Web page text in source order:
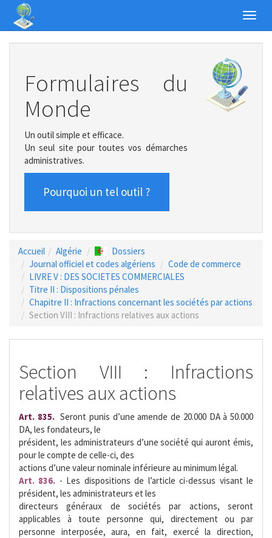
Formulaires du
Monde
Un outil simple et efficace.
Un seul site pour toutes vos démarches
administratives.
Pourquoi un tel outil ?
Accueil Algérie
Dossiers
Journal officiel et codes algériens
Code de commerce
LIVRE V : DES SOCIETES COMMERCIALES
Titre II : Dispositions pénales
Chapitre II : Infractions concernant les sociétés par actions
Section VIII : Infractions relatives aux actions
Section VIII : Infractions
relatives aux actions
Art. 835.  Seront punis d’une amende de 20.000 DA à 50.000
DA, les fondateurs, le
président, les administrateurs d’une société qui auront émis,
pour le compte de celle-ci, des
actions d’une valeur nominale inférieure au minimum légal.
Art. 836. - Les dispositions de l’article ci-dessus visant le
président, les administrateurs et les
directeurs généraux de sociétés par actions, seront
applicables à toute personne qui, directement ou par
personne interposée, aura, en fait, exercé la direction,